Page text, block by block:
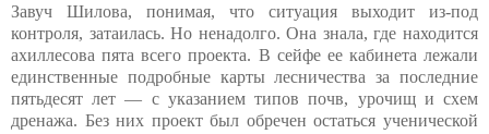
Завуч Шилова, понимая, что ситуация выходит из-под
контроля, затаилась. Но ненадолго. Она знала, где находится
ахиллесова пята всего проекта. В сейфе ее кабинета лежали
единственные подробные карты лесничества за последние
пятьдесят лет — с указанием типов почв, урочищ и схем
дренажа. Без них проект был обречен остаться ученической